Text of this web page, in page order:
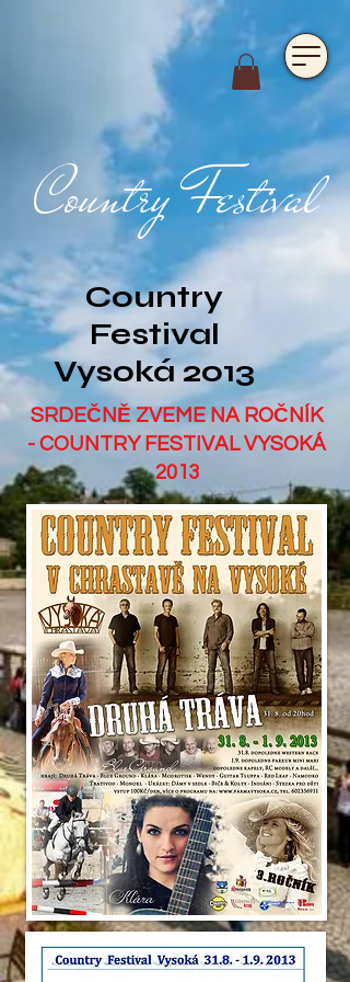
https://www.hotelfarmavysoka.cz/festival-2023
Country Festival
Country
Festival
Vysoká 2013
SRDEČNĚ ZVEME NA ROČNÍK
- COUNTRY FESTIVAL VYSOKÁ
2013